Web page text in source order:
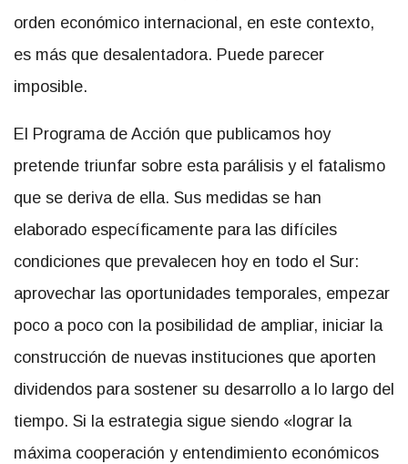
orden económico internacional, en este contexto,
es más que desalentadora. Puede parecer
imposible.
El Programa de Acción que publicamos hoy
pretende triunfar sobre esta parálisis y el fatalismo
que se deriva de ella. Sus medidas se han
elaborado específicamente para las difíciles
condiciones que prevalecen hoy en todo el Sur:
aprovechar las oportunidades temporales, empezar
poco a poco con la posibilidad de ampliar, iniciar la
construcción de nuevas instituciones que aporten
dividendos para sostener su desarrollo a lo largo del
tiempo. Si la estrategia sigue siendo «lograr la
máxima cooperación y entendimiento económicos